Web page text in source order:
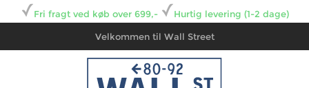
Fri fragt ved køb over 699,- Hurtig levering (1-2 dage)
Velkommen til Wall Street